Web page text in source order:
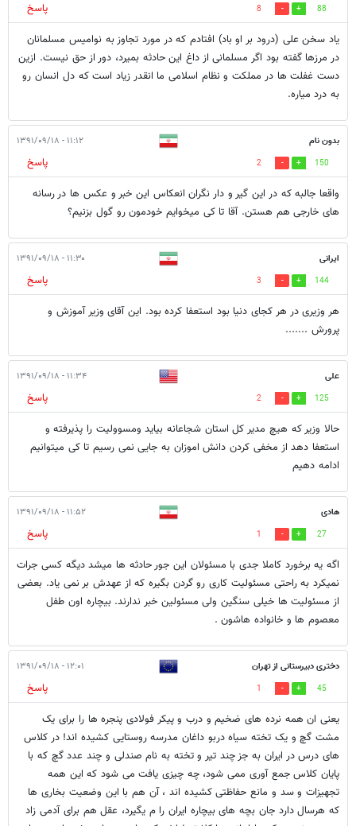
88
8
پاسخ
یاد سخن علی (درود بر او باد) افتادم که در مورد تجاوز به نوامیس مسلمانان
در مرزها گفته بود اگر مسلمانی از داغ این حادثه بمیرد، دور از حق نیست. ازین
دست غفلت ها در مملکت و نظام اسلامی ما انقدر زیاد است که دل انسان رو
به درد میاره.
بدون نام ۱۱:۱۲ - ۱۳۹۱/۰۹/۱۸
150
2
پاسخ
واقعا جالبه که در این گیر و دار نگران انعکاس این خبر و عکس ها در رسانه
های خارجی هم هستن. آقا تا کی میخوایم خودمون رو گول بزنیم؟
ایرانی ۱۱:۳۰ - ۱۳۹۱/۰۹/۱۸
144
3
پاسخ
هر وزیری در هر کجای دنیا بود استعفا کرده بود. این آقای وزیر آموزش و
پرورش .......
علی ۱۱:۳۴ - ۱۳۹۱/۰۹/۱۸
125
2
پاسخ
حالا وزیر که هیچ مدیر کل استان شجاعانه بیاید ومسوولیت را پذیرفته و
استعفا دهد از مخفی کردن دانش اموزان به جایی نمی رسیم تا کی میتوانیم
ادامه دهیم
هادی ۱۱:۵۲ - ۱۳۹۱/۰۹/۱۸
27
1
پاسخ
اگه یه برخورد کاملا جدی با مسئولان این جور حادثه ها میشد دیگه کسی جرات
نمیکرد به راحتی مسئولیت کاری رو گردن بگیره که از عهدش بر نمی یاد. بعضی
از مسئولیت ها خیلی سنگین ولی مسئولین خبر ندارند. بیچاره اون طفل
معصوم ها و خانواده هاشون .
دختری دبیرستانی از تهران ۱۲:۰۱ - ۱۳۹۱/۰۹/۱۸
45
1
پاسخ
یعنی ان همه نرده های ضخیم و درب و پیکر فولادی پنجره ها را برای یک
مشت گچ و یک تخته سیاه دربو داغان مدرسه روستایی کشیده اند! در کلاس
های درس در ایران به جز چند تیر و تخته به نام صندلی و چند عدد گچ که با
پایان کلاس جمع آوری ممی شود، چه چیزی یافت می شود که این همه
تجهیزات و سد و مانع حفاظتی کشیده اند ، آن هم با این وضعیت بخاری ها
که هرسال دارد جان بچه های بیچاره ایران را م یگیرد، عقل هم برای آدمی زاد